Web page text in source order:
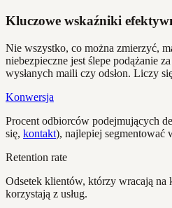
Kluczowe wskaźniki
Nie wszystko, co można zmierzyć,
niebezpieczne jest ślepe podążanie
wysłanych maili czy odsłon. Liczy
Konwersja
Procent odbiorców podejmujących
się, kontakt), najlepiej
Retention rate
Odsetek klientów, którzy wracają
korzystają z usług.